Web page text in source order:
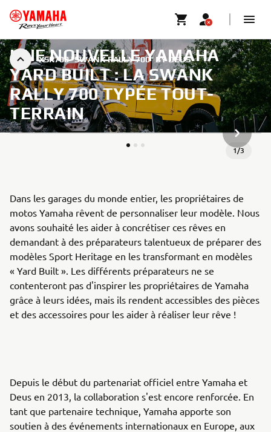
XSR700 "SWANK RALLY 700" BY DEUS
UNE NOUVELLE YAMAHA
YARD BUILT : LA SWANK
RALLY 700 TYPÉE TOUT-
TERRAIN
1/3
Dans les garages du monde entier, les propriétaires de
motos Yamaha rêvent de personnaliser leur modèle. Nous
avons souhaité les aider à concrétiser ces rêves en
demandant à des préparateurs talentueux de préparer des
modèles Sport Heritage en les transformant en modèles
« Yard Built ». Les différents préparateurs ne se
contenteront pas d'inspirer les propriétaires de Yamaha
grâce à leurs idées, mais ils rendent accessibles des pièces
et des accessoires pour les aider à réaliser leur rêve !
Depuis le début du partenariat officiel entre Yamaha et
Deus en 2013, la collaboration s'est encore renforcée. En
tant que partenaire technique, Yamaha apporte son
soutien à des événements internationaux en Europe, aux